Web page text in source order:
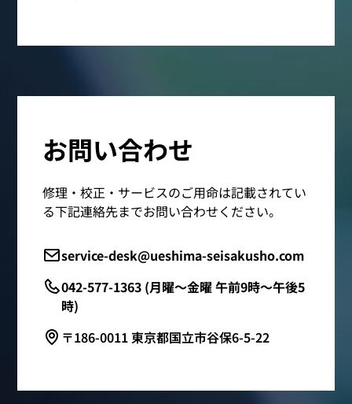
お問い合わせ
修理・校正・サービスのご用命は記載されてい
る下記連絡先までお問い合わせください。
service-desk@ueshima-seisakusho.com
042-577-1363 (月曜～金曜 午前9時～午後5
時)
〒186-0011 東京都国立市谷保6-5-22